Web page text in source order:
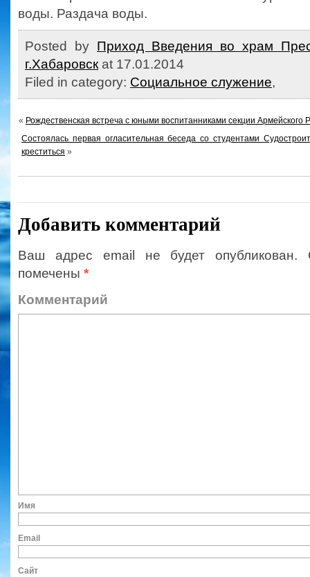
воды. Раздача воды.
Posted by Приход Введения во храм
г.Хабаровск at 17.01.2014
Filed in category: Социальное служение,
« Рождественская встреча с юными воспитанниками секции Армейского
Состоялась первая огласительная беседа со студентами
креститься »
Добавить комментарий
Ваш адрес email не будет опубликован.
помечены *
Сайт